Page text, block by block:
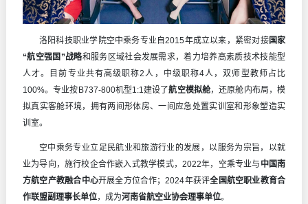
洛阳科技职业学院空中乘务专业自2015年成立以来，紧密对接国家
“航空强国”战略和服务区域社会发展需求，着力培养高素质技术技能型
人才。目前专业共有高级职称2人，中级职称4人，双师型教师占比
100%。专业按B737-800机型1:1建设了航空模拟舱，还原舱内布局，模
拟真实客舱环境，拥有两间形体房、一间应急处置实训室和形象塑造实
训室。
空中乘务专业立足民航业和旅游行业的发展，以服务为宗旨，以就
业为导向，施行校企合作嵌入式教学模式，2022年，空乘专业与 中国南
方航空产教融合中心开展全方位合作；2024年获评全国航空职业教育合
作联盟副理事长单位，成为河南省航空业协会理事单位。